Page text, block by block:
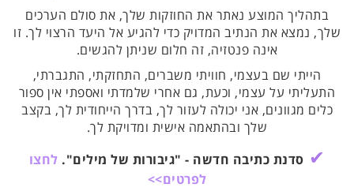
בתהליך המוצע נאתר את החוזקות שלך, את סולם הערכים
שלך, נמצא את הנתיב המדויק כדי להגיע אל היעד הרצוי לך. זו
אינה פנטזיה, זה חלום שניתן להגשים.
הייתי שם בעצמי, חוויתי משברים, התחזקתי, התגברתי,
התעליתי על עצמי, וכעת, גם אחרי שלמדתי ואספתי אין ספור
כלים מגוונים, אני יכולה לעזור לך, בדרך הייחודית לך, בקצב
שלך ובהתאמה אישית ומדויקת לך.
✔ סדנת כתיבה חדשה - "גיבורות של מילים". לחצו
לפרטים>>